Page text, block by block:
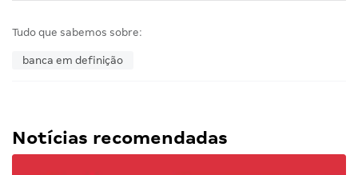
Tudo que sabemos sobre:
banca em definição
Notícias recomendadas